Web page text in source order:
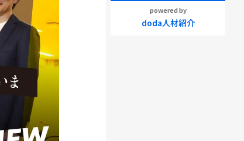
powered by
doda人材紹介